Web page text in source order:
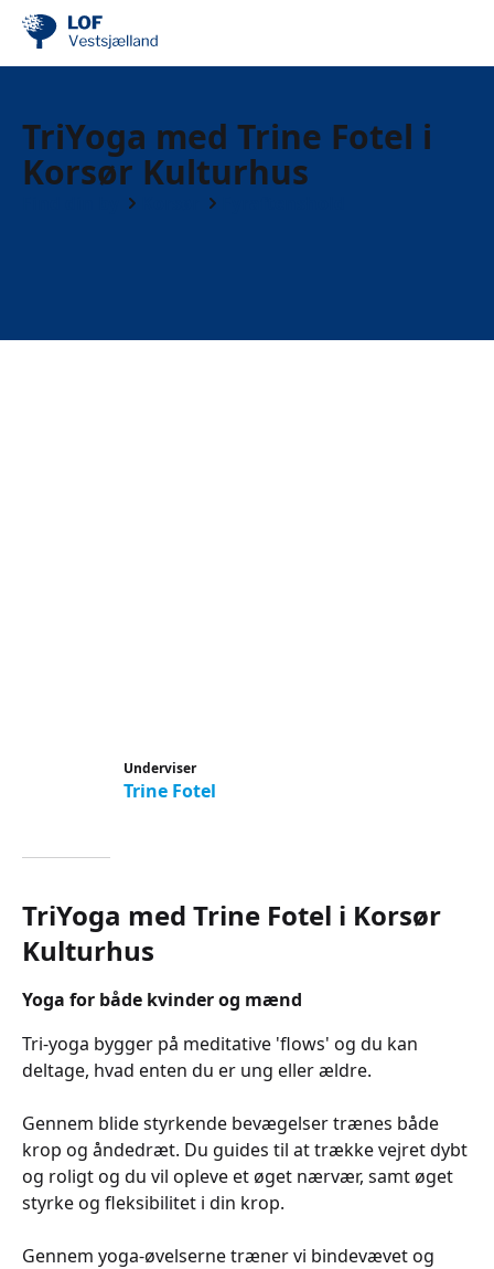
TriYoga med Trine Fotel i
Korsør Kulturhus
Underviser
Trine Fotel
TriYoga med Trine Fotel i Korsør
Kulturhus
Yoga for både kvinder og mænd
Tri-yoga bygger på meditative 'flows' og du kan
deltage, hvad enten du er ung eller ældre.
Gennem blide styrkende bevægelser trænes både
krop og åndedræt. Du guides til at trække vejret dybt
og roligt og du vil opleve et øget nærvær, samt øget
styrke og fleksibilitet i din krop.
Gennem yoga-øvelserne træner vi bindevævet og